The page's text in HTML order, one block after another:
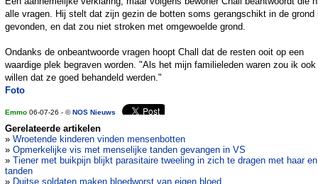
alle vragen. Hij stelt dat zijn gezin de botten soms gerangschikt in de grond
gevonden, en dat zou niet stroken met omgewoelde grond.
Ondanks de onbeantwoorde vragen hoopt Chall dat de resten ooit op een
waardige plek begraven worden. "Als het mijn familieleden waren zou ik ook
willen dat ze goed behandeld werden."
Foto
Emmo 06-07-26 - ©NOS Nieuws
Gerelateerde artikelen
» Wroetende kinderen vinden mensenbotten
» Opmerkelijke vis met menselijke tanden gevangen in VS
» Tiener met buikpijn blijkt parasitaire tweeling in zich te dragen met haar en
tanden
» Duitse soldaten maken bloedworst van eigen bloed